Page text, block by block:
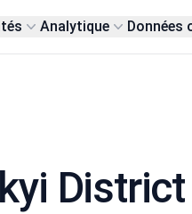
Analytique Données